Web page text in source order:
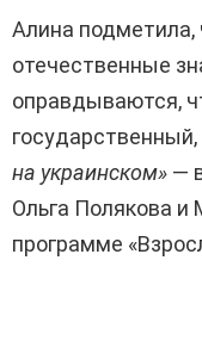
Алина подметила,
отечественные
оправдываются,
государственный,
на украинском» —
Ольга Полякова
программе